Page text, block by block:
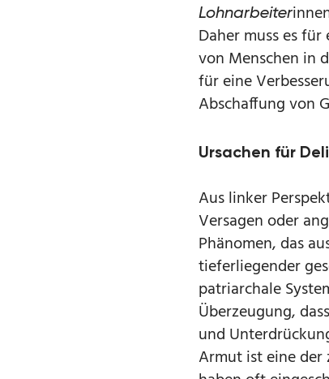
Lohnarbeiter
Daher muss es
von Menschen in
für eine
Abschaffung von
Ursachen für
Aus linker
Versagen oder
Phänomen, das
tieferliegender
patriarchale
Überzeugung,
und
Armut ist eine der